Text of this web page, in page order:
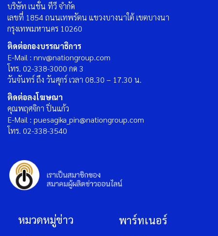
บริษัท เนชั่น ทีวี จำกัด
เลขที่ 1854 ถนนเทพรัตน แขวงบางนาใต้ เขตบางนา
กรุงเทพมหานคร 10260
ติดต่อกองบรรณาธิการ
E-Mail : nnv@nationgroup.com
โทร. 02-338-3000 กด 3
วันจันทร์ ถึง วันศุกร์ เวลา 08.30 – 17.30 น.
ติดต่อลงโฆษณา
คุณพฤศจิกา ปิ่นแก้ว
E-Mail : puesagika_pin@nationgroup.com
โทร. 02-338-3540
หมวดหมู่ข่าว พาร์ทเนอร์